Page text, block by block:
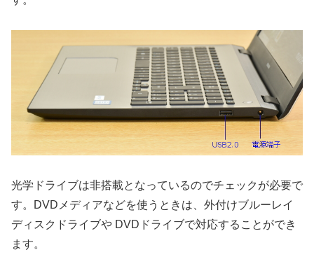
光学ドライブは非搭載となっているのでチェックが必要で
す。DVDメディアなどを使うときは、外付けブルーレイ
ディスクドライブや DVDドライブで対応することができ
ます。